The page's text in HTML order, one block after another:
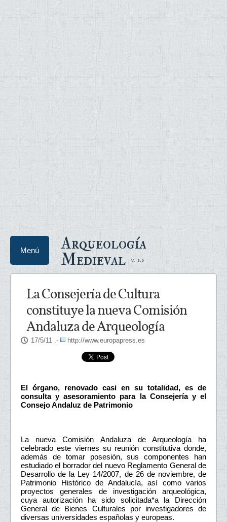
Arqueología
Medieval
Menú
La Consejería de Cultura
constituye la nueva Comisión
Andaluza de Arqueología
17/5/11 .- http://www.europapress.es
El órgano, renovado casi en su totalidad, es de
consulta y asesoramiento para la Consejería y el
Consejo Andaluz de Patrimonio
La nueva Comisión Andaluza de Arqueología ha
celebrado este viernes su reunión constitutiva donde,
además de tomar posesión, sus componentes han
estudiado el borrador del nuevo Reglamento General de
Desarrollo de la Ley 14/2007, de 26 de noviembre, de
Patrimonio Histórico de Andalucía, así como varios
proyectos generales de investigación arqueológica,
cuya autorización ha sido solicitada*a la Dirección
General de Bienes Culturales por investigadores de
diversas universidades españolas y europeas.